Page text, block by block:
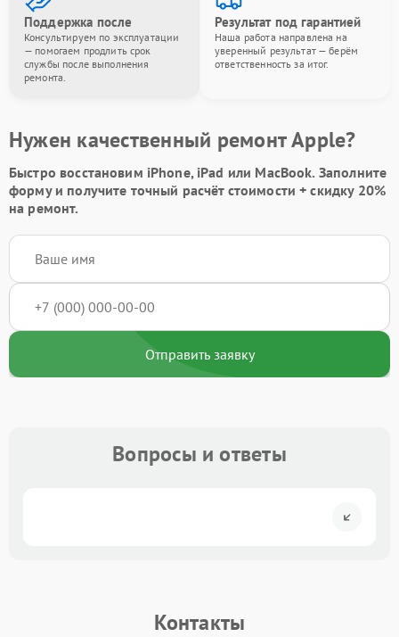
Поддержка после
Консультируем по эксплуатации
— помогаем продлить срок
службы после выполнения
ремонта.
Результат под гарантией
Наша работа направлена на
уверенный результат — берём
ответственность за итог.
Нужен качественный ремонт Apple?
Быстро восстановим iPhone, iPad или MacBook. Заполните
формуи получите точный расчёт стоимости +скидку 20%
на ремонт.
Отправить заявку
Вопросы и ответы
Контакты